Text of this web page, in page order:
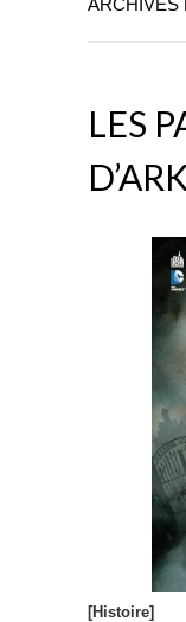
ARCHIVES
LES
[Histoire]